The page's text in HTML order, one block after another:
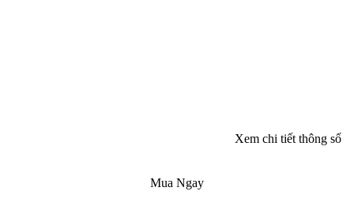
Xem chi tiết thông số
Mua Ngay